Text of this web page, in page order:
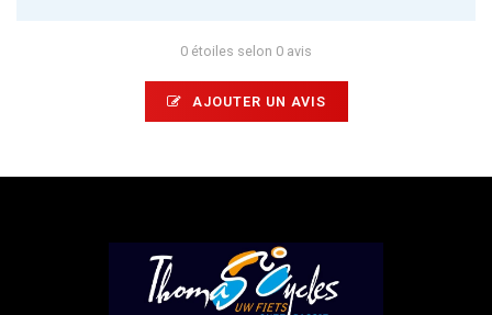
0 étoiles selon 0 avis
AJOUTER UN AVIS